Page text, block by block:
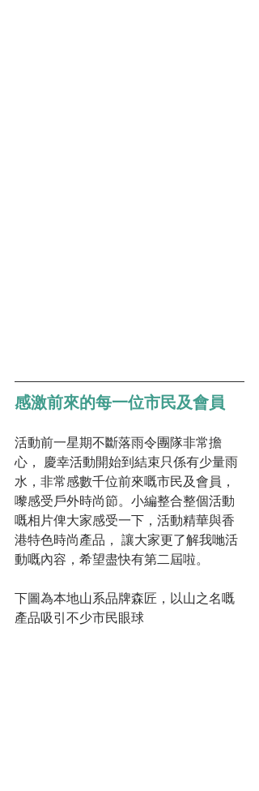
感激前來的每一位市民及會員
活動前一星期不斷落雨令團隊非常擔
心， 慶幸活動開始到結束只係有少量雨
水，非常感數千位前來嘅市民及會員，
嚟感受戶外時尚節。小編整合整個活動
嘅相片俾大家感受一下，活動精華與香
港特色時尚產品， 讓大家更了解我哋活
動嘅內容，希望盡快有第二屆啦。
下圖為本地山系品牌森匠，以山之名嘅
產品吸引不少市民眼球